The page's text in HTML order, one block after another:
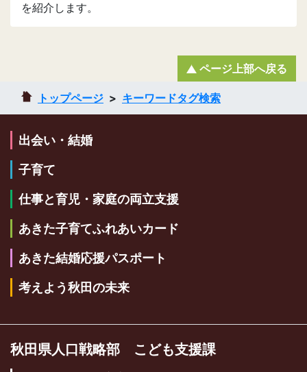
を紹介します。
トップページ キーワードタグ検索
ページ上部へ戻る
出会い・結婚
子育て
仕事と育児・家庭の両立支援
あきた子育てふれあいカード
あきた結婚応援パスポート
考えよう秋田の未来
秋田県人口戦略部 こども支援課